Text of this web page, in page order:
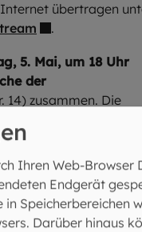
übertragen
.
5. Mai, um 18 Uhr
der
14) zusammen. Die
„Mary, Mother,
Raum geben
Perspektiven auf die
Feier wird
Gospelchor der
gestaltet.
Ihren Web-Browser
Endgerät
Speicherbereichen
Darüber hinaus